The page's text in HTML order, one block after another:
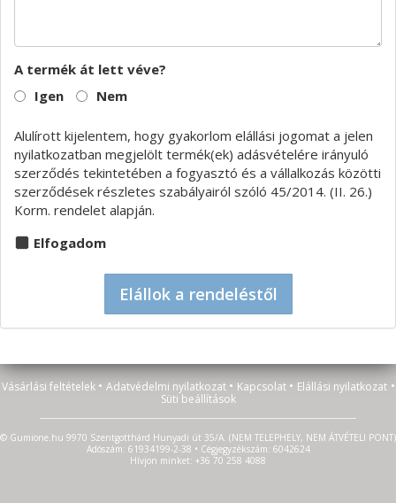
A termék át lett véve?
Igen
Nem
Alulírott kijelentem, hogy gyakorlom elállási jogomat a jelen
nyilatkozatban megjelölt termék(ek) adásvételére irányuló
szerződés tekintetében a fogyasztó és a vállalkozás közötti
szerződések részletes szabályairól szóló 45/2014. (II. 26.)
Korm. rendelet alapján.
Elfogadom
Elállok a rendeléstől
Vásárlási feltételek • Adatvédelmi nyilatkozat • Kapcsolat • Elállási nyilatkozat •
Süti beállítások
© Gumione.hu 9970 Szentgotthárd Hunyadi út 35/A. (NEM TELEPHELY, NEM ÁTVÉTELI PONT)
Adószám: 61934199-2-38 • Cégjegyzékszám: 6042624
Hívjon minket: +36 70 258 4088